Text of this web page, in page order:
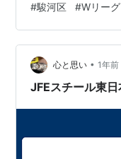
ナ計画 https://
テレビ(SDT)・ユ
#駿河区 #Wリーグ
心と思い • 1年前
JFEスチール東